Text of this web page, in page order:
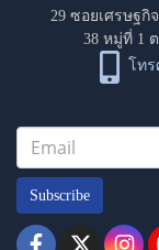
29 ซอยเศรษฐกิ
38 หมู่ที่ 1
โท
Subscribe